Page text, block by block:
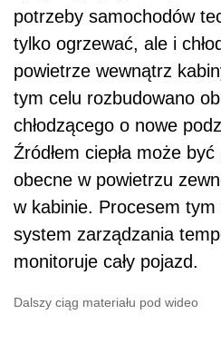
potrzeby samochodów
tylko ogrzewać, ale i
powietrze wewnątrz
tym celu rozbudowano
chłodzącego o nowe
Źródłem ciepła może
obecne w powietrzu
w kabinie. Procesem
system zarządzania
monitoruje cały pojazd.
Dalszy ciąg materiału pod wideo